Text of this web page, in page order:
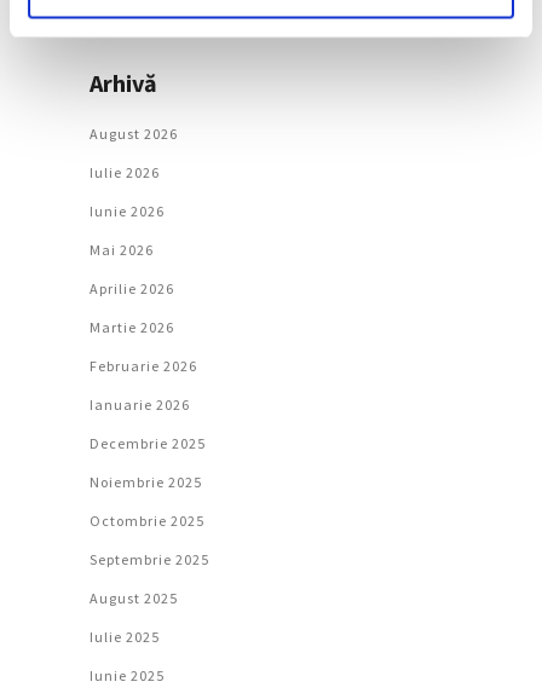
Arhivă
August 2026
Iulie 2026
Iunie 2026
Mai 2026
Aprilie 2026
Martie 2026
Februarie 2026
Ianuarie 2026
Decembrie 2025
Noiembrie 2025
Octombrie 2025
Septembrie 2025
August 2025
Iulie 2025
Iunie 2025